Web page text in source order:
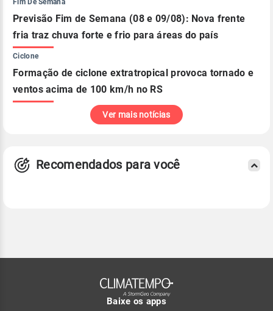
Previsão Fim de Semana (08 e 09/08): Nova frente
fria traz chuva forte e frio para áreas do país
Ciclone
Formação de ciclone extratropical provoca tornado e
ventos acima de 100 km/h no RS
Ver mais notícias
Recomendados para você
Baixe os apps